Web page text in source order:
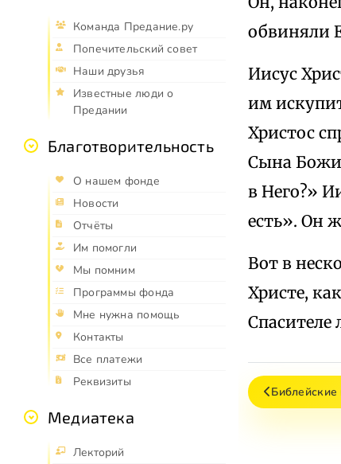
Команда Предание.ру
Попечительский совет
Наши друзья
Известные люди о
Предании
Благотворительность
О нашем фонде
Новости
Отчёты
Им помогли
Мы помним
Программы фонда
Мне нужна помощь
Контакты
Все платежи
Реквизиты
Медиатека
Лекторий
обвиняли
Иисус
им
Христос
Сына
в Него?»
есть». Он
Вот в
Христе,
Спасителе
Библейские